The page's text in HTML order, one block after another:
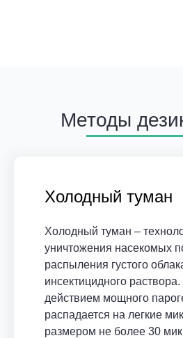
Методы
Холодный туман
Холодный туман –
уничтожения насекомых
распыления густого
инсектицидного
действием мощного
распадается на легкие
размером не более 30